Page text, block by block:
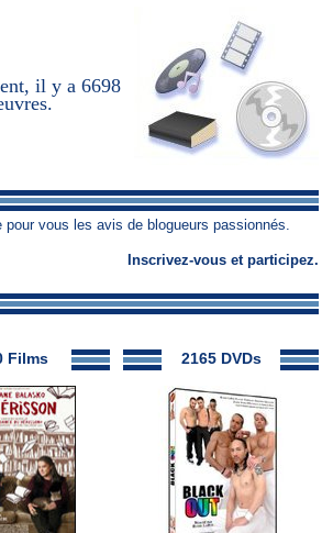
il y a 6698
.
pour vous les avis de blogueurs passionnés.
Inscrivez-vous et participez.
2165 DVDs
Films